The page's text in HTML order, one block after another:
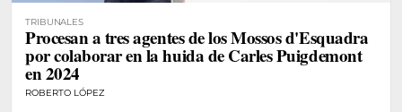
TRIBUNALES
Procesan a tres agentes de los Mossos d'Esquadra
por colaborar en la huida de Carles Puigdemont
en 2024
ROBERTO LÓPEZ